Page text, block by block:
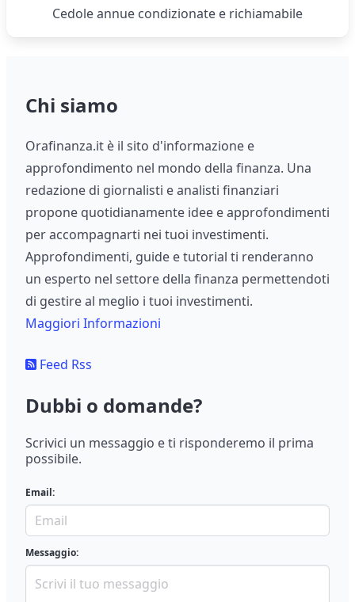
Cedole annue condizionate e richiamabile
Chi siamo
Orafinanza.it è il sito d'informazione e
approfondimento nel mondo della finanza. Una
redazione di giornalisti e analisti finanziari
propone quotidianamente idee e approfondimenti
per accompagnarti nei tuoi investimenti.
Approfondimenti, guide e tutorial ti renderanno
un esperto nel settore della finanza permettendoti
di gestire al meglio i tuoi investimenti.
Maggiori Informazioni
Feed Rss
Dubbi o domande?
Scrivici un messaggio e ti risponderemo il prima
possibile.
Email:
Messaggio: